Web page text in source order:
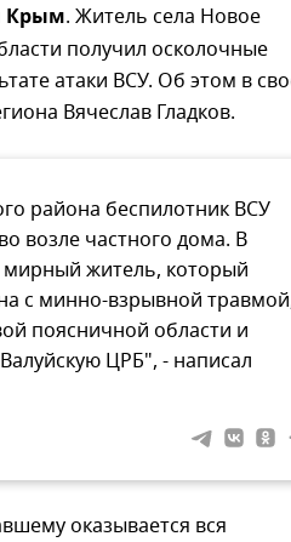
Крым. Житель села Новое
получил осколочные
атаки ВСУ. Об этом в
Вячеслав Гладков.
района беспилотник ВСУ
возле частного дома. В
мирный житель, который
с минно-взрывной
поясничной области и
ЦРБ", - написал
оказывается вся